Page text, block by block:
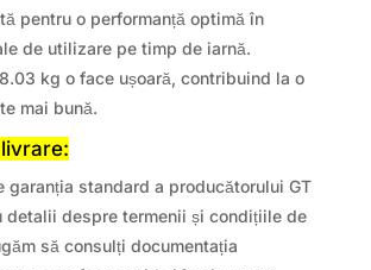
pentru o performanță optimă în
de utilizare pe timp de iarnă.
kg o face ușoară, contribuind la o
mai bună.
garanția standard a producătorului GT
detalii despre termenii și condițiile de
să consulți documentația